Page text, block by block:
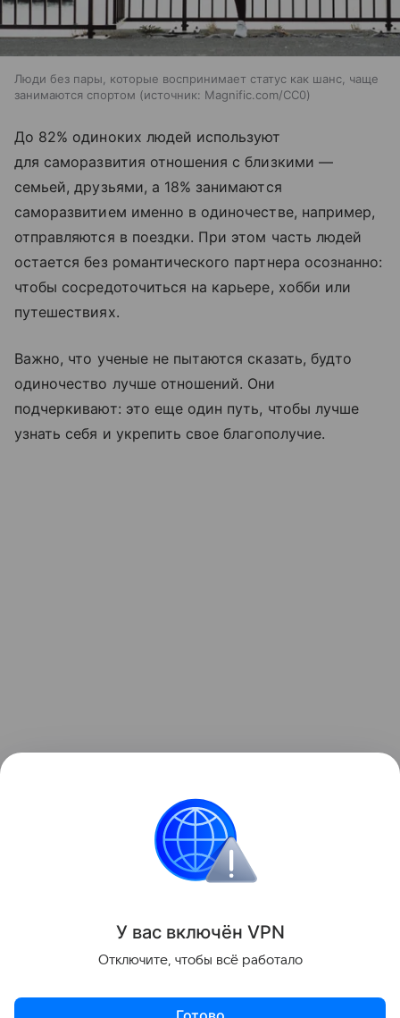
Люди без пары, которые воспринимает статус как шанс, чаще
занимаются спортом
источник: Magnific.com/CC0
До 82% одиноких людей используют
для саморазвития отношения с близкими —
семьей, друзьями, а 18% занимаются
саморазвитием именно в одиночестве, например,
отправляются в поездки. При этом часть людей
остается без романтического партнера осознанно:
чтобы сосредоточиться на карьере, хобби или
путешествиях.
Важно, что ученые не пытаются сказать, будто
одиночество лучше отношений. Они
подчеркивают: это еще один путь, чтобы лучше
узнать себя и укрепить свое благополучие.
рассказывала
может усилить чувство одиночества.
У вас включён VPN
Отключите, чтобы всё работало